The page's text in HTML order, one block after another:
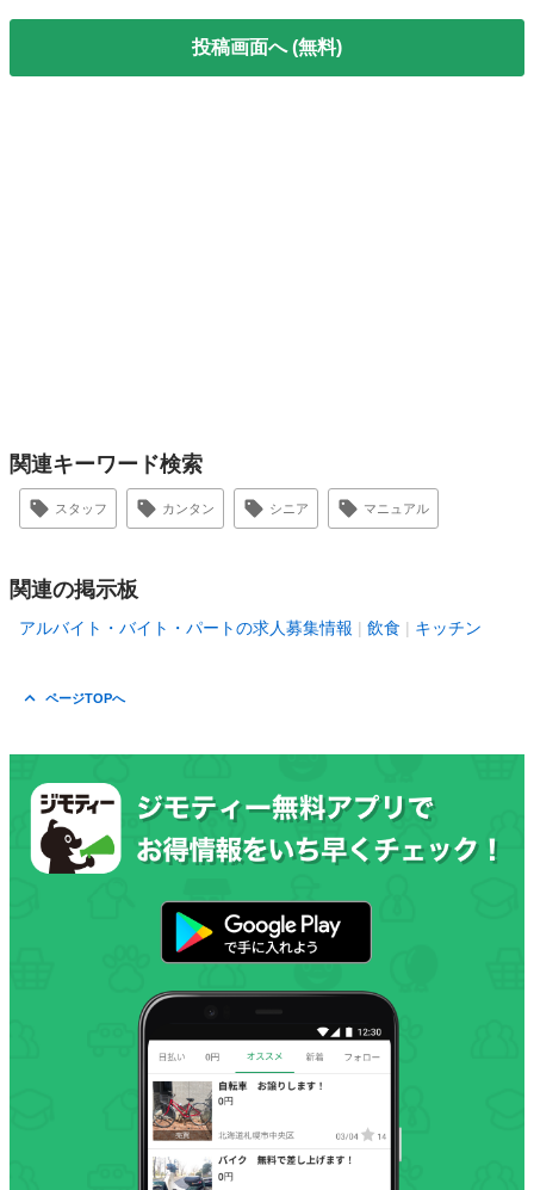
投稿画面へ (無料)
関連キーワード検索
スタッフ カンタン シニア マニュアル
関連の掲示板
アルバイト・バイト・パートの求人募集情報 飲食 キッチン
ページTOPへ